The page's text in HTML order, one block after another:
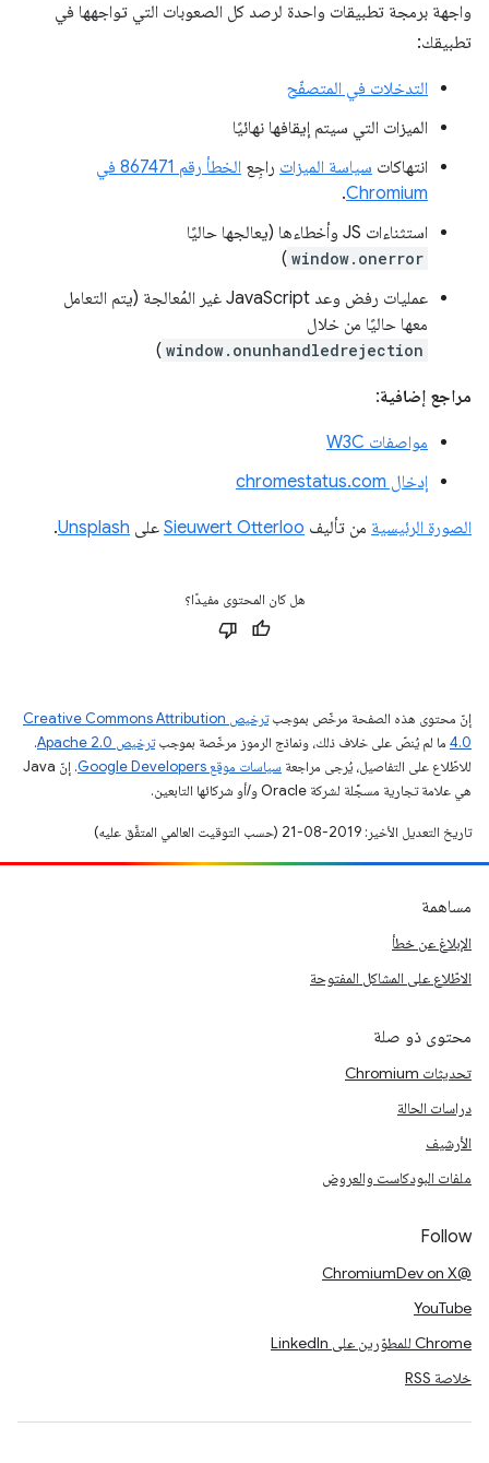
واجهة برمجة تطبيقات واحدة لرصد كل الصعوبات التي تواجهها في
تطبيقك:
التدخلات في المتصفّح
الميزات التي سيتم إيقافها نهائيًا
انتهاكات سياسة الميزات راجِع
الخطأ رقم 867471 في
Chromium
.
استثناءات JS وأخطاءها (يعالجها حاليًا
window.onerror
)
عمليات رفض وعد JavaScript غير المُعالجة (يتم التعامل
معها حاليًا من خلال
window.onunhandledrejection
)
مراجع إضافية:
مواصفات W3C
إدخال chromestatus.com
الصورة الرئيسية من تأليف Sieuwert Otterloo على Unsplash
.
هل كان المحتوى مفيدًا؟
إنّ محتوى هذه الصفحة مرخّص بموجب
ترخيص Creative Commons Attribution
4.0‏ ما لم يُنصّ على خلاف ذلك، ونماذج الرموز مرخّصة بموجبترخيص Apache 2.0‏
.
للاطّلاع على التفاصيل، يُرجى مراجعة سياسات موقع Google Developers‏
. إنّ Java
هي علامة تجارية مسجَّلة لشركة Oracle و/أو شركائها التابعين.
تاريخ التعديل الأخير: 2019-08-21 (حسب التوقيت العالمي المتفَّق عليه)
مساهمة
الإبلاغ عن خطأ
الاطّلاع على المشاكل المفتوحة
محتوى ذو صلة
تحديثات Chromium
دراسات الحالة
الأرشيف
ملفات البودكاست والعروض
Follow
@ChromiumDev on X
YouTube
Chrome للمطوّرين على LinkedIn
خلاصة RSS